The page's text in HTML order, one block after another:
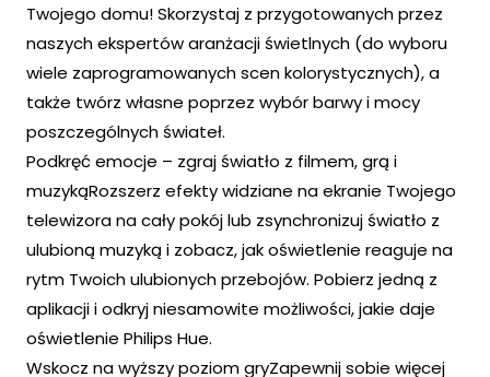
Twojego domu! Skorzystaj z przygotowanych przez
naszych ekspertów aranżacji świetlnych (do wyboru
wiele zaprogramowanych scen kolorystycznych), a
także twórz własne poprzez wybór barwy i mocy
poszczególnych świateł.
Podkręć emocje – zgraj światło z filmem, grą i
muzykąRozszerz efekty widziane na ekranie Twojego
telewizora na cały pokój lub zsynchronizuj światło z
ulubioną muzyką i zobacz, jak oświetlenie reaguje na
rytm Twoich ulubionych przebojów. Pobierz jedną z
aplikacji i odkryj niesamowite możliwości, jakie daje
oświetlenie Philips Hue.
Wskocz na wyższy poziom gryZapewnij sobie więcej